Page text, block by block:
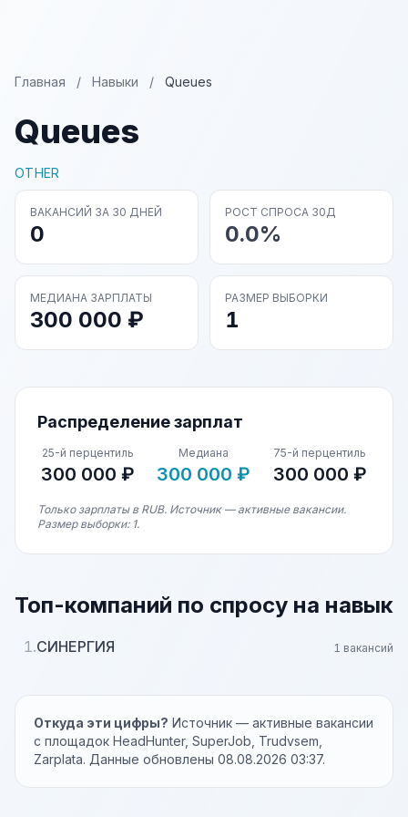
Главная / Навыки / Queues
Queues
OTHER
ВАКАНСИЙ ЗА 30 ДНЕЙ
0
РОСТ СПРОСА 30Д
0.0%
МЕДИАНА ЗАРПЛАТЫ
300 000 ₽
РАЗМЕР ВЫБОРКИ
1
Распределение зарплат
25-й перцентиль
300 000 ₽
Медиана
300 000 ₽
75-й перцентиль
300 000 ₽
Только зарплаты в RUB. Источник — активные вакансии.
Размер выборки: 1.
Топ-компаний по спросу на навык
1.СИНЕРГИЯ 1 вакансий
Откуда эти цифры? Источник — активные вакансии
с площадок HeadHunter, SuperJob, Trudvsem,
Zarplata. Данные обновлены 08.08.2026 03:37.